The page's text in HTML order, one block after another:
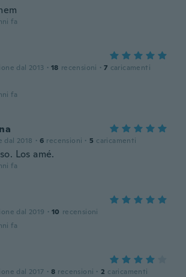
fa
dal 2013 · 18 recensioni · 7 caricamenti
fa
dal 2018 · 6 recensioni · 5 caricamenti
Los amé.
fa
dal 2019 · 10 recensioni
fa
dal 2017 · 8 recensioni · 2 caricamenti